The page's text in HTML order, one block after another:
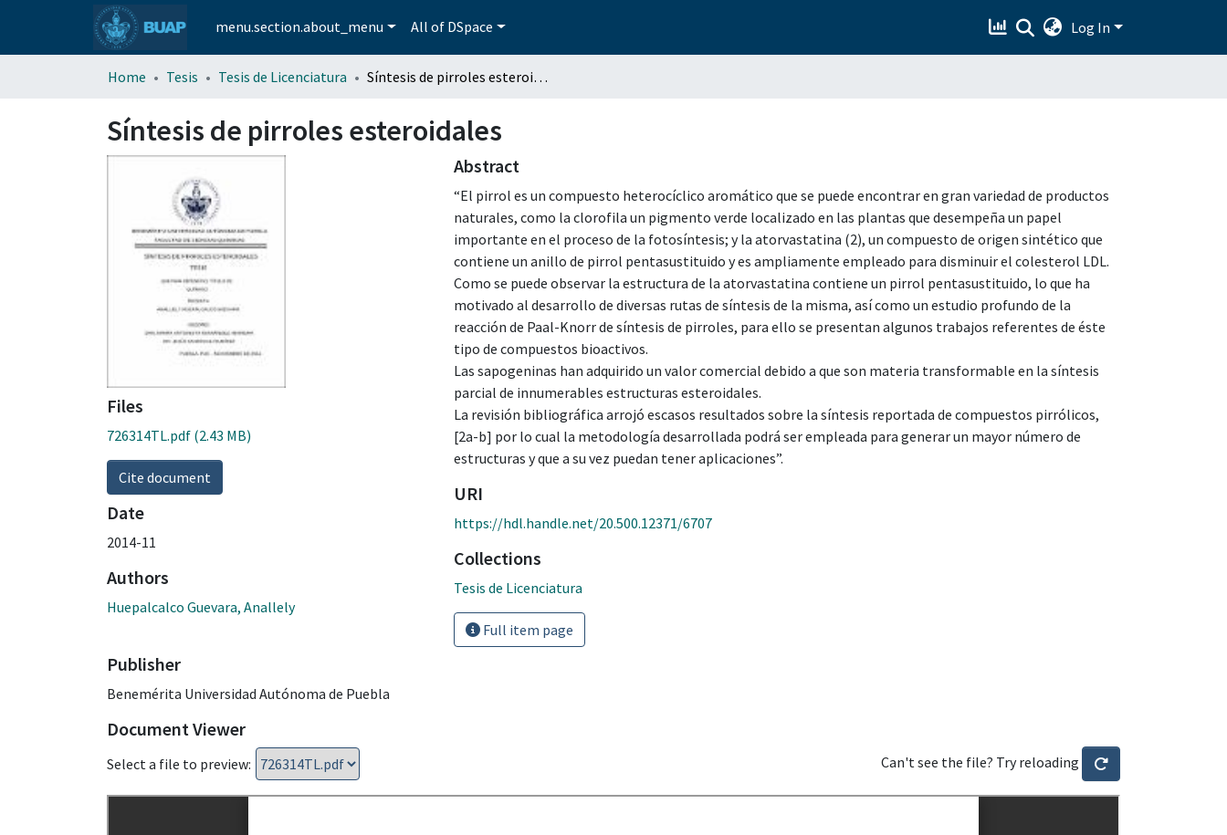
menu.section.about_menu All of DSpace Log In
Home Tesis Tesis de Licenciatura Síntesis de pirroles esteroidales
Síntesis de pirroles esteroidales
Files
726314TL.pdf (2.43 MB)
Cite document
Date
2014-11
Authors
Huepalcalco Guevara, Anallely
Publisher
Benemérita Universidad Autónoma de Puebla
Abstract
“El pirrol es un compuesto heterocíclico aromático que se puede encontrar en gran variedad de productos
naturales, como la clorofila un pigmento verde localizado en las plantas que desempeña un papel
importante en el proceso de la fotosíntesis; y la atorvastatina (2), un compuesto de origen sintético que
contiene un anillo de pirrol pentasustituido y es ampliamente empleado para disminuir el colesterol LDL.
Como se puede observar la estructura de la atorvastatina contiene un pirrol pentasustituido, lo que ha
motivado al desarrollo de diversas rutas de síntesis de la misma, así como un estudio profundo de la
reacción de Paal-Knorr de síntesis de pirroles, para ello se presentan algunos trabajos referentes de éste
tipo de compuestos bioactivos.
Las sapogeninas han adquirido un valor comercial debido a que son materia transformable en la síntesis
parcial de innumerables estructuras esteroidales.
La revisión bibliográfica arrojó escasos resultados sobre la síntesis reportada de compuestos pirrólicos,
[2a-b] por lo cual la metodología desarrollada podrá ser empleada para generar un mayor número de
estructuras y que a su vez puedan tener aplicaciones”.
URI
https://hdl.handle.net/20.500.12371/6707
Collections
Tesis de Licenciatura
Full item page
Document Viewer
Select a file to preview: Can't see the file? Try reloading